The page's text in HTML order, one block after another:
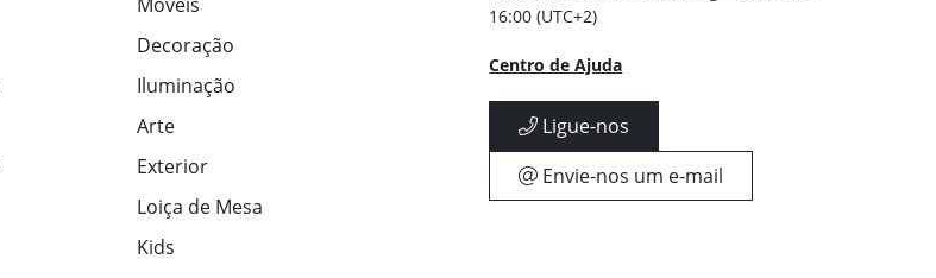
Decoração
Iluminação
Arte
Exterior
Loiça de Mesa
Kids
16:00 (UTC+2)
Centro de Ajuda
Ligue-nos
Envie-nos um e-mail